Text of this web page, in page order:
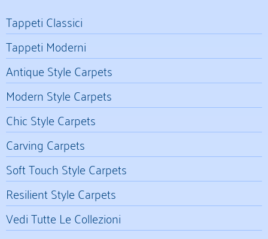
Tappeti Classici
Tappeti Moderni
Antique Style Carpets
Modern Style Carpets
Chic Style Carpets
Carving Carpets
Soft Touch Style Carpets
Resilient Style Carpets
Vedi Tutte Le Collezioni